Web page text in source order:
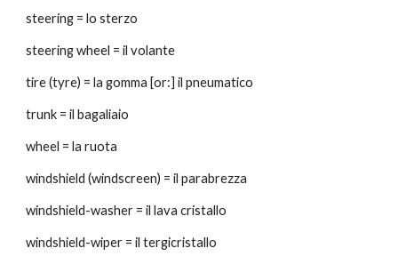
steering = lo sterzo
steering wheel = il volante
tire (tyre) = la gomma [or:] il pneumatico
trunk = il bagaliaio
wheel = la ruota
windshield (windscreen) = il parabrezza
windshield-washer = il lava cristallo
windshield-wiper = il tergicristallo